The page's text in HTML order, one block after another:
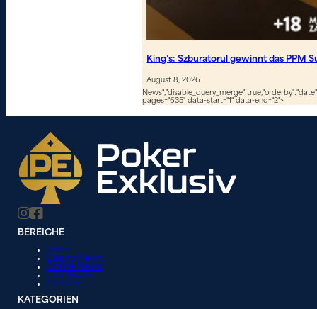
King’s: Szburatorul gewinnt das PPM
August 8, 2026
pages="635" data-start="1" data-end="2">
BEREICHE
Poker
Casino News
Online News
City Guide
Turniere
KATEGORIEN